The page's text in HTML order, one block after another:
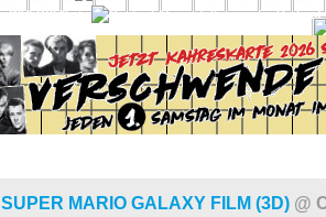
DIVERSES
SUPER MARIO GALAXY FILM (3D) @